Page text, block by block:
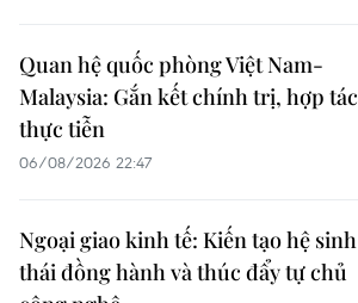
Quan hệ quốc phòng Việt Nam-
Malaysia: Gắn kết chính trị, hợp tác
thực tiễn
06/08/2026 22:47
Ngoại giao kinh tế: Kiến tạo hệ sinh
thái đồng hành và thúc đẩy tự chủ